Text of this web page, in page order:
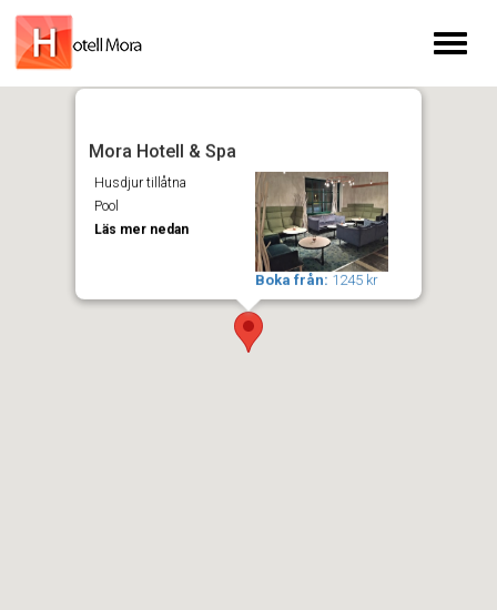
Toggle
Mora Hotell & Spa
Husdjur tillåtna
Pool
Läs mer nedan
Boka från: 1245 kr